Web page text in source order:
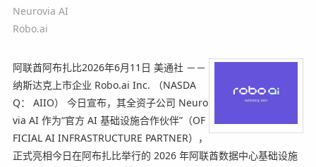
Neurovia AI
Robo.ai
阿联酋阿布扎比2026年6月11日 美通社 －－
纳斯达克上市企业 Robo.ai Inc. （NASDA
Q： AIIO） 今日宣布，其全资子公司 Neuro
via AI 作为“官方 AI 基础设施合作伙伴”（OF
FICIAL AI INFRASTRUCTURE PARTNER），
正式亮相今日在阿布扎比举行的 2026 年阿联酋数据中心基础设施